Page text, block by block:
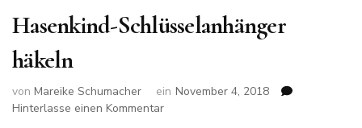
Hasenkind-Schlüsselanhänger
häkeln
von Mareike Schumacher ein November 4, 2018
Hinterlasse einen Kommentarzu